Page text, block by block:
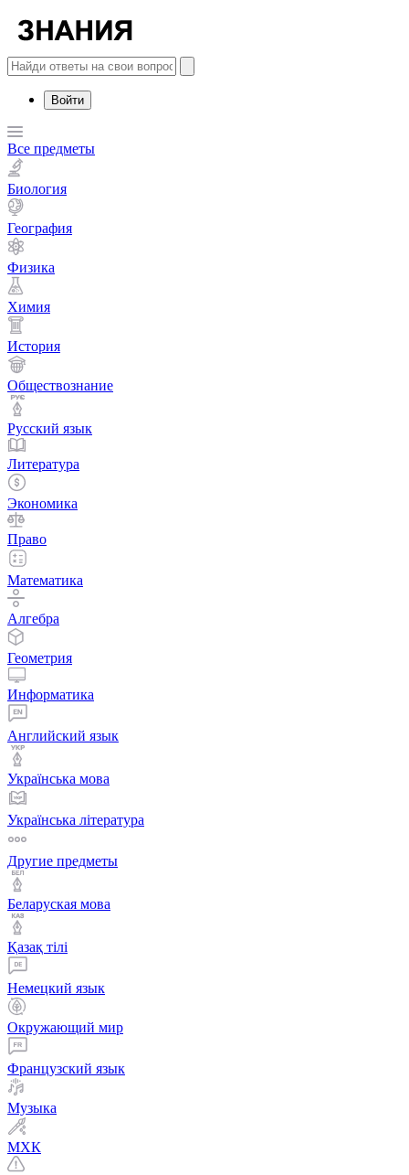
Войти
Все предметы
Биология
География
Физика
Химия
История
Обществознание
Русский язык
Литература
Экономика
Право
Математика
Алгебра
Геометрия
Информатика
Английский язык
Українська мова
Українська література
Другие предметы
Беларуская мова
Қазақ тiлi
Немецкий язык
Окружающий мир
Французский язык
Музыка
МХК